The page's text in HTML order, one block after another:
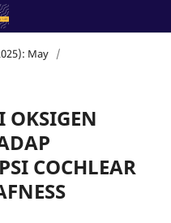
May /
OKSIGEN
COCHLEAR